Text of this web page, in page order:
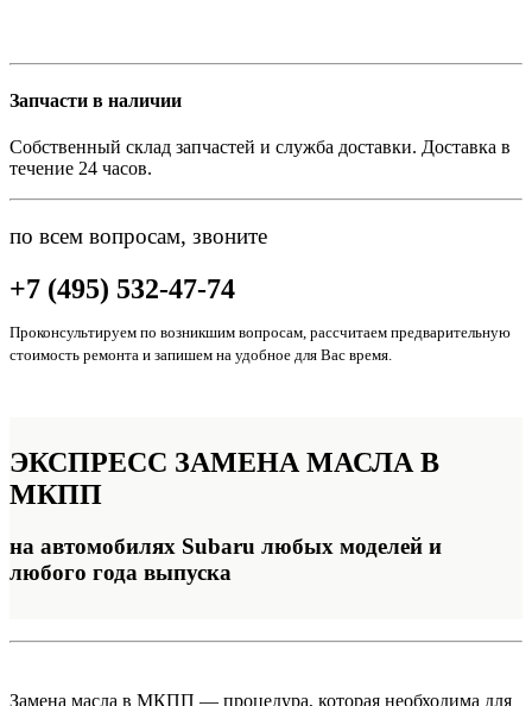
Запчасти в наличии
Собственный склад запчастей и служба доставки. Доставка в
течение 24 часов.
по всем вопросам, звоните
+7 (495) 532-47-74
Проконсультируем по возникшим вопросам, рассчитаем предварительную
стоимость ремонта и запишем на удобное для Вас время.
ЭКСПРЕСС ЗАМЕНА МАСЛА В
МКПП
на автомобилях Subaru любых моделей и
любого года выпуска
Замена масла в МКПП — процедура, которая необходима для